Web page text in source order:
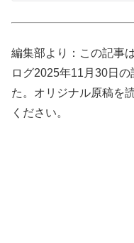
編集部より：この記事
ログ2025年11月30日
た。オリジナル原稿を
ください。